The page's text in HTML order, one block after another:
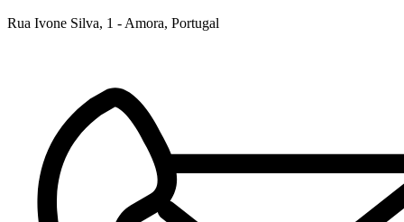
Rua Ivone Silva, 1 - Amora, Portugal